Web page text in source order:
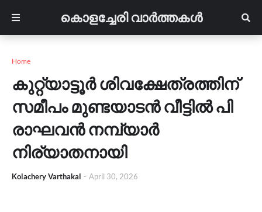
കൊളച്ചേരി വാർത്തകൾ
Home
കുറ്റ്യാട്ടൂർ ശിവക്ഷേത്രത്തിന്
സമീപം മുണ്ടയാടൻ വീട്ടിൽ പി
രാഘവൻ നമ്പ്യാർ
നിര്യാതനായി
Kolachery Varthakal - April 30, 2026